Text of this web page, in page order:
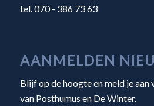
tel. 070 - 386 73 63
AANMELDEN
Blijf op de hoogte en meld je
van Posthumus en De Winter.